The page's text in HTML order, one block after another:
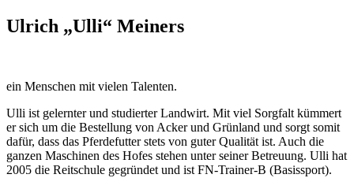
Ulrich „Ulli“ Meiners
ein Menschen mit vielen Talenten.
Ulli ist gelernter und studierter Landwirt. Mit viel Sorgfalt kümmert
er sich um die Bestellung von Acker und Grünland und sorgt somit
dafür, dass das Pferdefutter stets von guter Qualität ist. Auch die
ganzen Maschinen des Hofes stehen unter seiner Betreuung. Ulli hat
2005 die Reitschule gegründet und ist FN-Trainer-B (Basissport).